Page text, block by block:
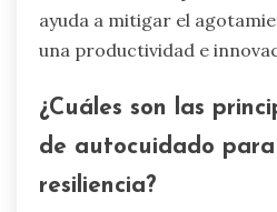
ayuda a mitigar el
una productividad e
¿Cuáles son las
de autocuidado
resiliencia?